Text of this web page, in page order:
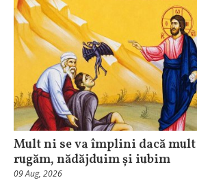
Mult ni se va împlini dacă mult
rugăm, nădăjduim și iubim
09 Aug, 2026